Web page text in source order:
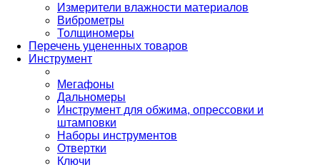
Измерители влажности материалов
Виброметры
Толщиномеры
Перечень уцененных товаров
Инструмент
Мегафоны
Дальномеры
Инструмент для обжима, опрессовки и
штамповки
Наборы инструментов
Отвертки
Ключи